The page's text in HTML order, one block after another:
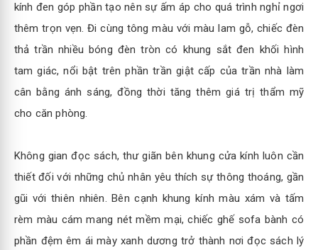
kính đen góp phần tạo nên sự ấm áp cho quá trình nghỉ ngơi
thêm trọn vẹn. Đi cùng tông màu với màu lam gỗ, chiếc đèn
thả trần nhiều bóng đèn tròn có khung sắt đen khối hình
tam giác, nổi bật trên phần trần giật cấp của trần nhà làm
cân bằng ánh sáng, đồng thời tăng thêm giá trị thẩm mỹ
cho căn phòng.
Không gian đọc sách, thư giãn bên khung cửa kính luôn cần
thiết đối với những chủ nhân yêu thích sự thông thoáng, gần
gũi với thiên nhiên. Bên cạnh khung kính màu xám và tấm
rèm màu cám mang nét mềm mại, chiếc ghế sofa bành có
phần đệm êm ái mày xanh dương trở thành nơi đọc sách lý